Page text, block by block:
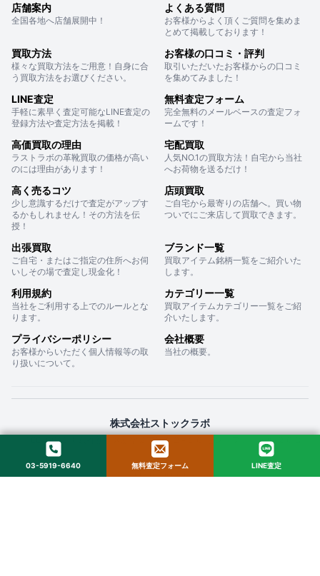
店舗案内
全国各地へ店舗展開中！
よくある質問
お客様からよく頂くご質問を集めま
とめて掲載しております！
買取方法
様々な買取方法をご用意！自身に合
う買取方法をお選びください。
お客様の口コミ・評判
取引いただいたお客様からの口コミ
を集めてみました！
LINE査定
手軽に素早く査定可能なLINE査定の
登録方法や査定方法を掲載！
無料査定フォーム
完全無料のメールベースの査定フォ
ームです！
高価買取の理由
ラストラボの革靴買取の価格が高い
のには理由があります！
宅配買取
人気NO.1の買取方法！自宅から当社
へお荷物を送るだけ！
高く売るコツ
少し意識するだけで査定がアップす
るかもしれません！その方法を伝
授！
店頭買取
ご自宅から最寄りの店舗へ。買い物
ついでにご来店して買取できます。
出張買取
ご自宅・またはご指定の住所へお伺
いしその場で査定し現金化！
ブランド一覧
買取アイテム銘柄一覧をご紹介いた
します。
利用規約
当社をご利用する上でのルールとな
ります。
カテゴリー一覧
買取アイテムカテゴリー一覧をご紹
介いたします。
プライバシーポリシー
お客様からいただく個人情報等の取
り扱いについて。
会社概要
当社の概要。
株式会社ストックラボ
〒160-0022 東京都新宿区新宿２丁目１２−１６ セントフォービル ２０３
© 2025 StockLab. All Rights Reserved.
03-5919-6640 無料査定フォーム LINE査定